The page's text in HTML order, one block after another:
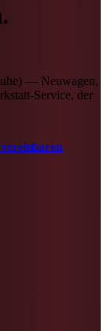
— Neuwagen,
Service, der